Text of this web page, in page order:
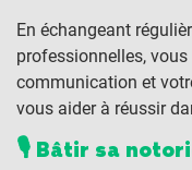
En échangeant
professionnelles,
communication et
vous aider à réussir
🎙️ Bâtir sa